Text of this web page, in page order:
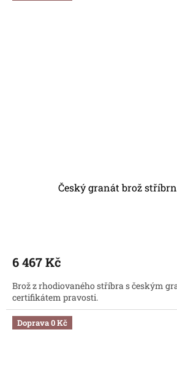
Český granát brož
6 467 Kč
Brož z rhodiovaného stříbra s českým
certifikátem pravosti.
Doprava 0 Kč